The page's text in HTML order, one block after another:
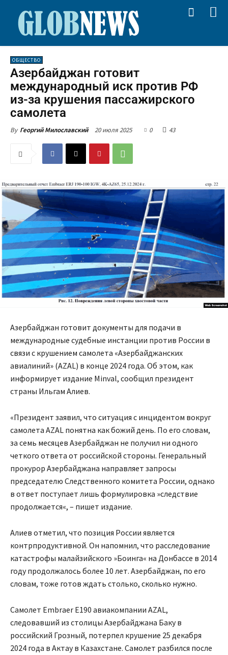
ОБЩЕСТВО
Азербайджан готовит
международный иск против РФ
из-за крушения пассажирского
самолета
By Георгий Милославский 20 июля 2025 0 43
Азербайджан готовит документы для подачи в
международные судебные инстанции против России в
связи с крушением самолета «Азербайджанских
авиалиний» (AZAL) в конце 2024 года. Об этом, как
информирует издание Minval, сообщил президент
страны Ильгам Алиев.
«Президент заявил, что ситуация с инцидентом вокруг
самолета AZAL понятна как божий день. По его словам,
за семь месяцев Азербайджан не получил ни одного
четкого ответа от российской стороны. Генеральный
прокурор Азербайджана направляет запросы
председателю Следственного комитета России, однако
в ответ поступает лишь формулировка »следствие
продолжается«, – пишет издание.
Алиев отметил, что позиция России является
контрпродуктивной. Он напомнил, что расследование
катастрофы малайзийского »Боинга« на Донбассе в 2014
году продолжалось более 10 лет. Азербайджан, по его
словам, тоже готов ждать столько, сколько нужно.
Самолет Embraer E190 авиакомпании AZAL,
следовавший из столицы Азербайджана Баку в
российский Грозный, потерпел крушение 25 декабря
2024 года в Актау в Казахстане. Самолет разбился после